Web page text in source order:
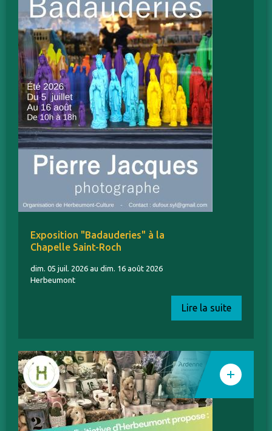
Exposition "Badauderies" à la
Chapelle Saint-Roch
dim. 05 juil. 2026 au dim. 16 août 2026
Herbeumont
Lire la suite